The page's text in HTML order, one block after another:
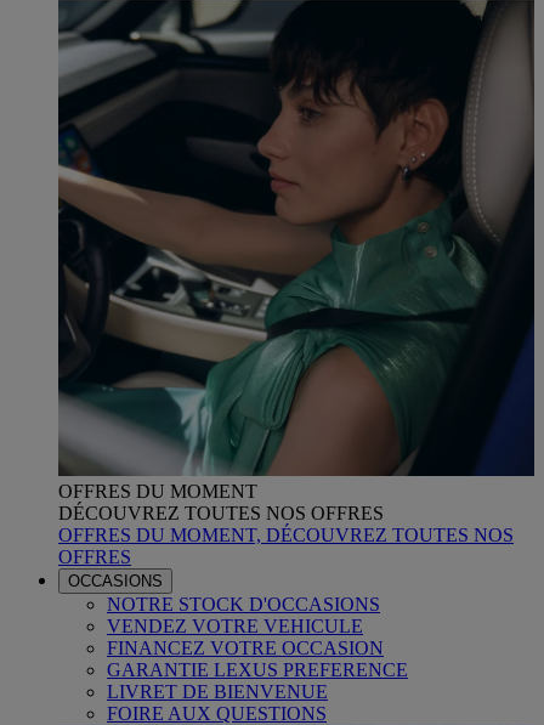
OFFRES DU MOMENT
DÉCOUVREZ TOUTES NOS OFFRES
OFFRES DU MOMENT, DÉCOUVREZ TOUTES NOS
OFFRES
OCCASIONS
NOTRE STOCK D'OCCASIONS
VENDEZ VOTRE VEHICULE
FINANCEZ VOTRE OCCASION
GARANTIE LEXUS PREFERENCE
LIVRET DE BIENVENUE
FOIRE AUX QUESTIONS